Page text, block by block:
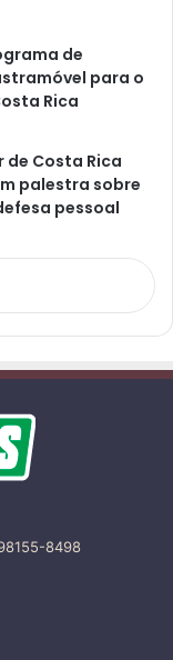
de
para o
Rica
de Costa Rica
palestra sobre
pessoal
8498